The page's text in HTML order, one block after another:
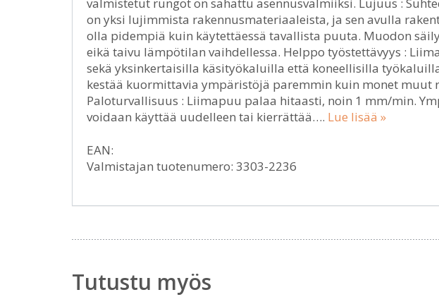
on yksi lujimmista rakennusmateriaaleista, ja sen avulla
olla pidempiä kuin käytettäessä tavallista puuta. Muodon
eikä taivu lämpötilan vaihdellessa. Helppo työstettävyys :
sekä yksinkertaisilla käsityökaluilla että koneellisilla
kestää kuormittavia ympäristöjä paremmin kuin monet muut
Paloturvallisuus : Liimapuu palaa hitaasti, noin 1 mm/min.
voidaan käyttää uudelleen tai kierrättää…. Lue lisää »
EAN:
Valmistajan tuotenumero: 3303-2236
Tutustu myös